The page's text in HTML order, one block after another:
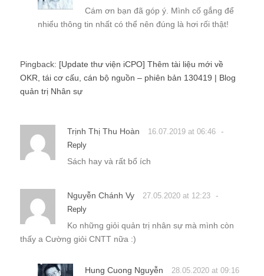
Cám ơn bạn đã góp ý. Mình cố gắng để
nhiểu thông tin nhất có thể nên đúng là hơi rối thật!
Pingback: [Update thư viện iCPO] Thêm tài liệu mới về
OKR, tái cơ cấu, cán bộ nguồn – phiên bản 130419 | Blog
quản trị Nhân sự
Trịnh Thị Thu Hoàn 16.07.2019 at 06:46 -
Reply
Sách hay và rất bổ ích
Nguyễn Chánh Vy 27.05.2020 at 12:23 -
Reply
Ko những giỏi quản trị nhân sự mà mình còn
thấy a Cường giỏi CNTT nữa :)
Hung Cuong Nguyễn 28.05.2020 at 09:16